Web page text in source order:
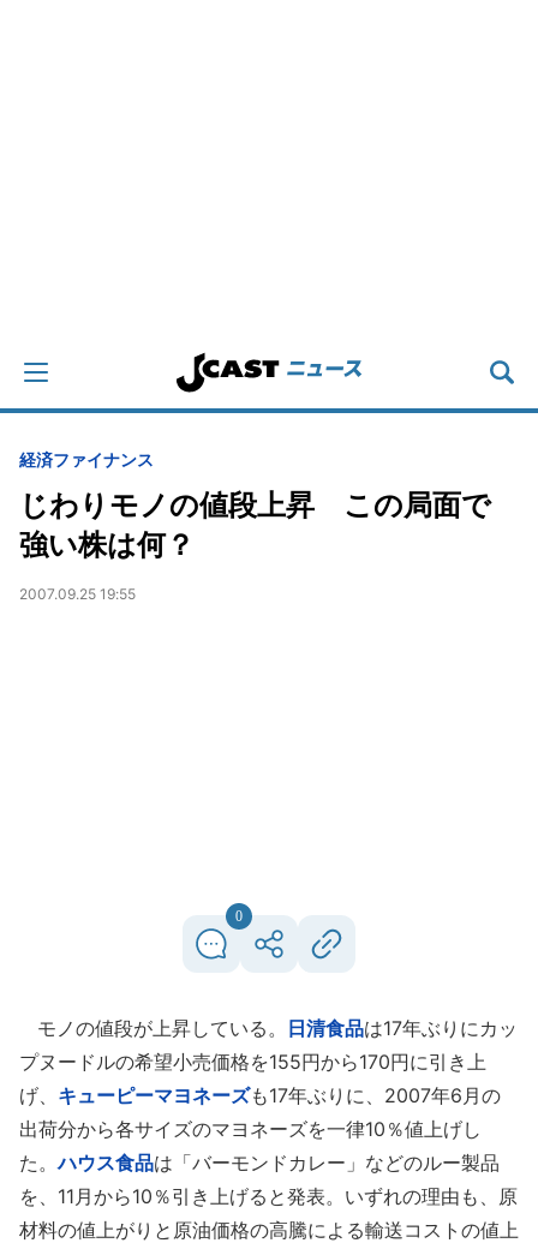
経済ファイナンス
じわりモノの値段上昇 この局面で
強い株は何？
2007.09.25 19:55
0
モノの値段が上昇している。 日清食品は17年ぶりにカッ
プヌードルの希望小売価格を155円から170円に引き上
げ、 キューピーマヨネーズも17年ぶりに、2007年6月の
出荷分から各サイズのマヨネーズを一律10％値上げし
た。ハウス食品は「バーモンドカレー」などのルー製品
を、11月から10％引き上げると発表。いずれの理由も、原
材料の値上がりと原油価格の高騰による輸送コストの値上